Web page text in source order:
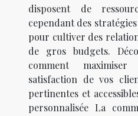
disposent de
cependant des
pour cultiver des
de gros budgets.
comment
satisfaction de vos
pertinentes et
personnalisée La